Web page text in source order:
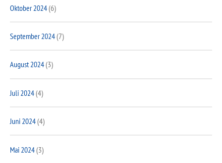
Oktober 2024(6)
September 2024(7)
August 2024(3)
Juli 2024(4)
Juni 2024(4)
Mai 2024(3)